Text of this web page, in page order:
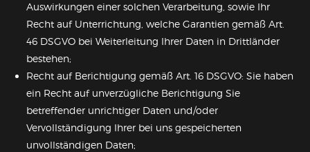
Auswirkungen einer solchen Verarbeitung, sowie Ihr
Recht auf Unterrichtung, welche Garantien gemäß Art.
46 DSGVO bei Weiterleitung Ihrer Daten in Drittländer
bestehen;
Recht auf Berichtigung gemäß Art. 16 DSGVO: Sie haben
ein Recht auf unverzügliche Berichtigung Sie
betreffender unrichtiger Daten und/oder
Vervollständigung Ihrer bei uns gespeicherten
unvollständigen Daten;